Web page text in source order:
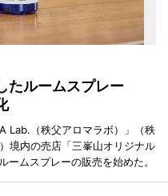
たルームスプレー
Lab.（秩父アロマラボ）」（秩
境内の売店「三峯山オリジナル
ームスプレーの販売を始めた。